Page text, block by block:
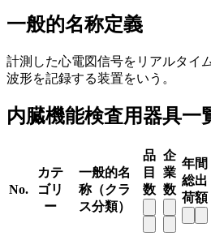
一般的名称定義
計測した心電図信号をリアルタイ
波形を記録する装置をいう。
内臓機能検査用器具一
No.
カテ
ゴリ
ー
一般的名
称（クラ
ス分類）
品
目
数
企
業
数
年間
総出
荷額